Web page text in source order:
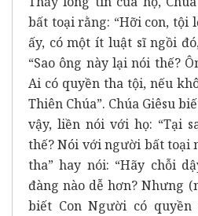
bất toại rằng: “Hỡi con, tội
ấy, có một ít luật sĩ ngồi
“Sao ông này lại nói thế?
Ai có quyền tha tội, nếu
Thiên Chúa”. Chúa Giêsu
vậy, liền nói với họ: “Tại
thế? Nói với người bất toại
tha” hay nói: “Hãy chỗi
đàng nào dễ hơn? Nhưng
biết Con Người có